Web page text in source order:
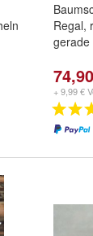
Regal,
gerade
+ 9,99 €